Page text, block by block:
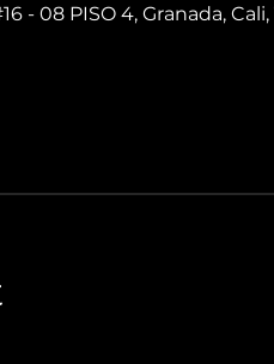
- 08 PISO 4, Granada,